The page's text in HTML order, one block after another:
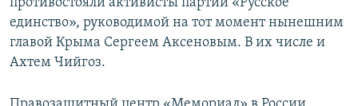
противостояли активисты партии «Русское
единство», руководимой на тот момент нынешним
главой Крыма Сергеем Аксеновым. В их числе и
Ахтем Чийгоз.